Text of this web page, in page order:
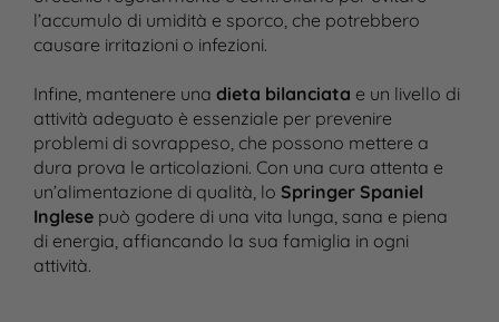
l’accumulo di umidità e sporco, che potrebbero
causare irritazioni o infezioni.
Infine, mantenere una dieta bilanciata e un livello di
attività adeguato è essenziale per prevenire
problemi di sovrappeso, che possono mettere a
dura prova le articolazioni. Con una cura attenta e
un’alimentazione di qualità, lo Springer Spaniel
Inglesepuò godere di una vita lunga, sana e piena
di energia, affiancando la sua famiglia in ogni
attività.